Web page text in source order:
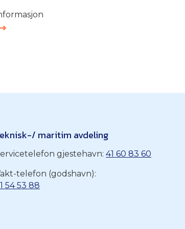
maritim avdeling
gjestehavn:41 60 83 60
telefon (godshavn):
54 53 88